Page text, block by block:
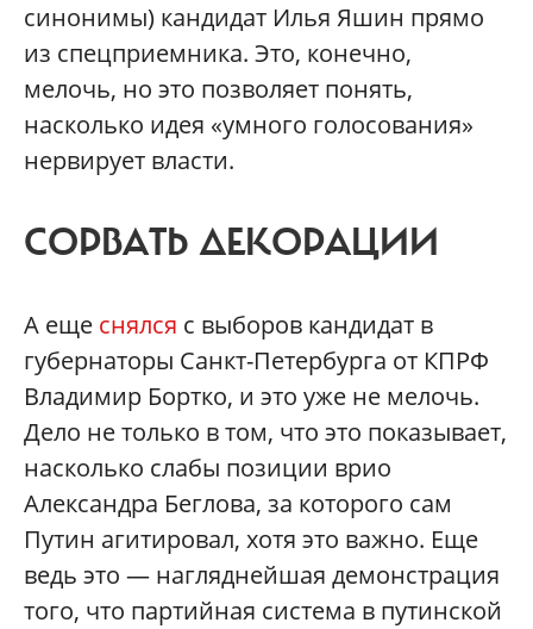
синонимы) кандидат Илья Яшин прямо
из спецприемника. Это, конечно,
мелочь, но это позволяет понять,
насколько идея «умного голосования»
нервирует власти.
СОРВАТЬ ДЕКОРАЦИИ
А еще снялся с выборов кандидат в
губернаторы Санкт-Петербурга от КПРФ
Владимир Бортко, и это уже не мелочь.
Дело не только в том, что это показывает,
насколько слабы позиции врио
Александра Беглова, за которого сам
Путин агитировал, хотя это важно. Еще
ведь это — нагляднейшая демонстрация
того, что партийная система в путинской